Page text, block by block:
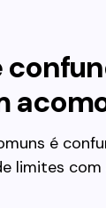
é
limites